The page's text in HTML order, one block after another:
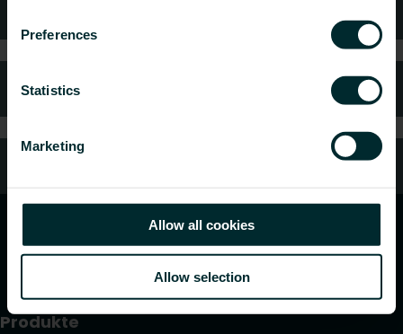
Preferences
Statistics
Marketing
Allow all cookies
Allow selection
Häufig gestellte Fragen
Produkte